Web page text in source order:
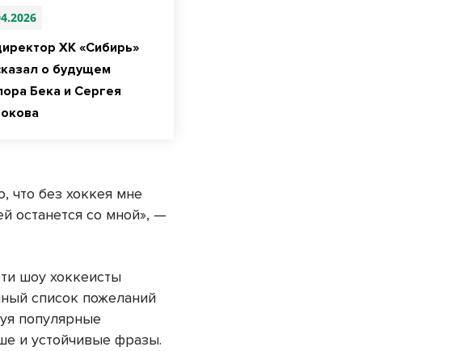
ХК «Сибирь»
о будущем
Бека и Сергея
что без хоккея мне
останется со мной», —
шоу хоккеисты
список пожеланий
популярные
и устойчивые фразы.